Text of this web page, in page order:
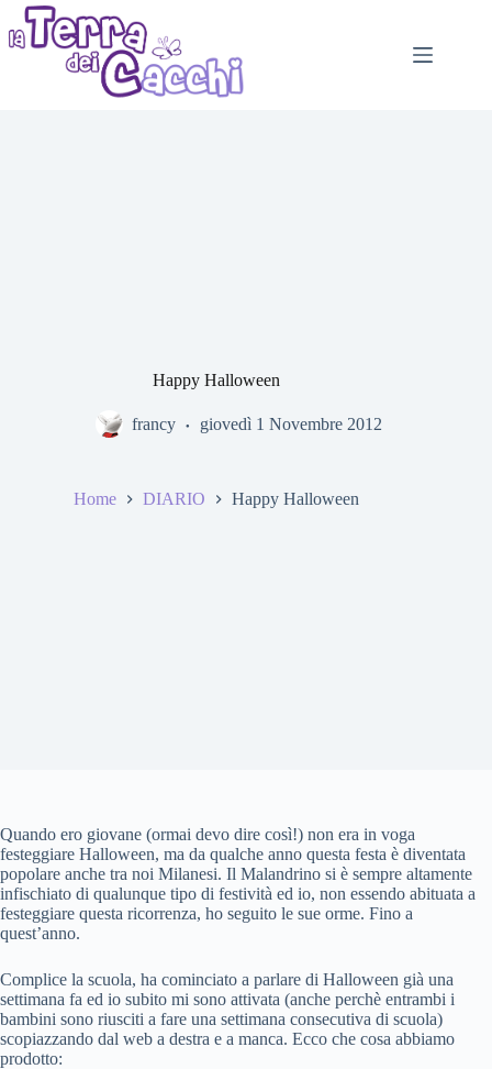
Salta
al
contenuto
Happy Halloween
francy giovedì 1 Novembre 2012
Home DIARIO Happy Halloween
Quando ero giovane (ormai devo dire così!) non era in voga
festeggiare Halloween, ma da qualche anno questa festa è diventata
popolare anche tra noi Milanesi. Il Malandrino si è sempre altamente
infischiato di qualunque tipo di festività ed io, non essendo abituata a
festeggiare questa ricorrenza, ho seguito le sue orme. Fino a
quest’anno.
Complice la scuola, ha cominciato a parlare di Halloween già una
settimana fa ed io subito mi sono attivata (anche perchè entrambi i
bambini sono riusciti a fare una settimana consecutiva di scuola)
scopiazzando dal web a destra e a manca. Ecco che cosa abbiamo
prodotto: